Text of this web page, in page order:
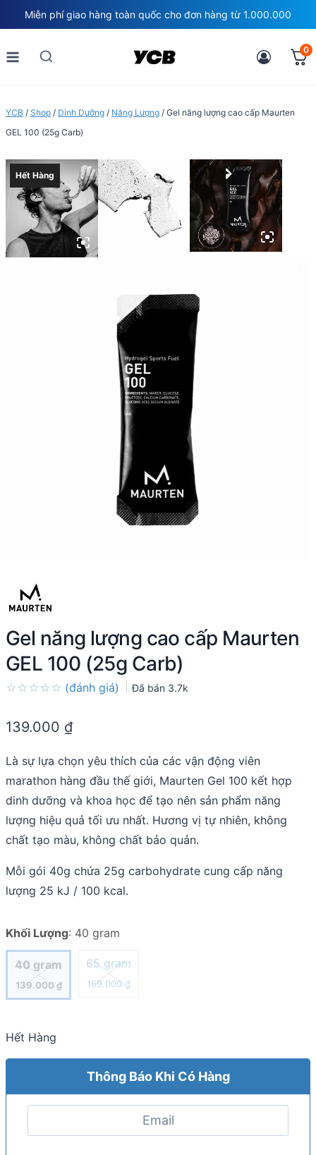
to
content
Miễn phí giao hàng toàn quốc cho đơn hàng từ 1.000.000
0
YCB / Shop / Dinh Dưỡng / Năng Lượng / Gel năng lượng cao cấp Maurten
GEL 100 (25g Carb)
Hết Hàng
Gel năng lượng cao cấp Maurten
GEL 100 (25g Carb)
out
(đánh giá) Đã bán 3.7k
139.000 ₫
Là sự lựa chọn yêu thích của các vận động viên
marathon hàng đầu thế giới, Maurten Gel 100 kết hợp
dinh dưỡng và khoa học để tạo nên sản phẩm năng
lượng hiệu quả tối ưu nhất. Hương vị tự nhiên, không
chất tạo màu, không chất bảo quản.
Mỗi gói 40g chứa 25g carbohydrate cung cấp năng
lượng 25 kJ / 100 kcal.
Khối Lượng: 40 gram
40 gram
139.000₫
65 gram
169.000₫
Hết Hàng
Thông Báo Khi Có Hàng